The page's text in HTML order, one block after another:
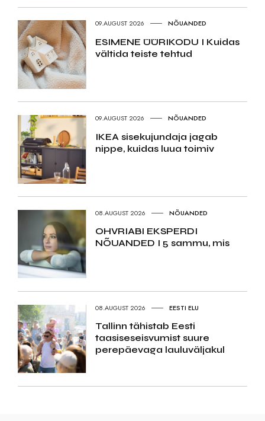
09.AUGUST 2026 NÕUANDED
ESIMENE ÜÜRIKODU I Kuidas
vältida teiste tehtud
09.AUGUST 2026 NÕUANDED
IKEA sisekujundaja jagab
nippe, kuidas luua toimiv
08.AUGUST 2026 NÕUANDED
OHVRIABI EKSPERDI
NÕUANDED I 5 sammu, mis
08.AUGUST 2026 EESTI ELU
Tallinn tähistab Eesti
taasiseseisvumist suure
perepäevaga lauluväljakul